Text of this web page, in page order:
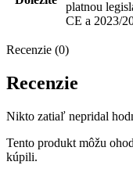
platnou
CE a 2023/
Recenzie (0)
Recenzie
Nikto zatiaľ nepridal
Tento produkt môžu
kúpili.